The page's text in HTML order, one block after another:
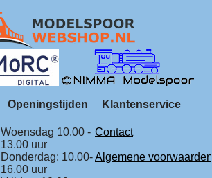
Openingstijden Klantenservice
Woensdag 10.00 -
13.00 uur
Contact
Donderdag: 10.00-
16.00 uur
Algemene voorwaarden